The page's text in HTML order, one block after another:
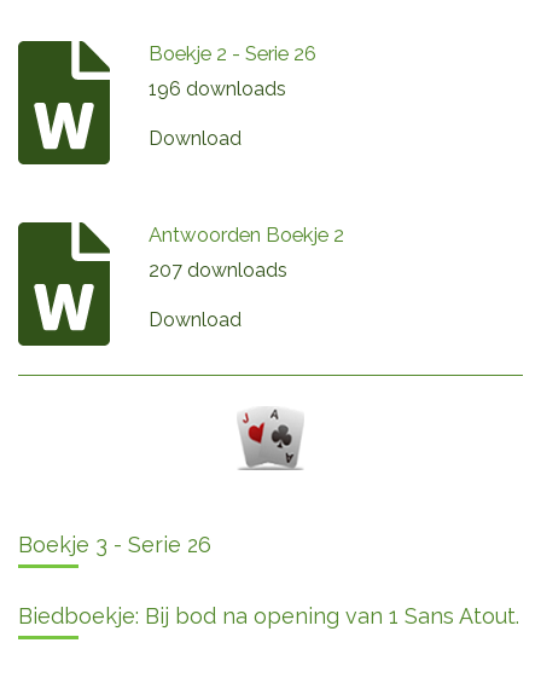
Boekje 2 - Serie 26
196 downloads
Download
Antwoorden Boekje 2
207 downloads
Download
Boekje 3 - Serie 26
Biedboekje: Bij bod na opening van 1 Sans Atout.